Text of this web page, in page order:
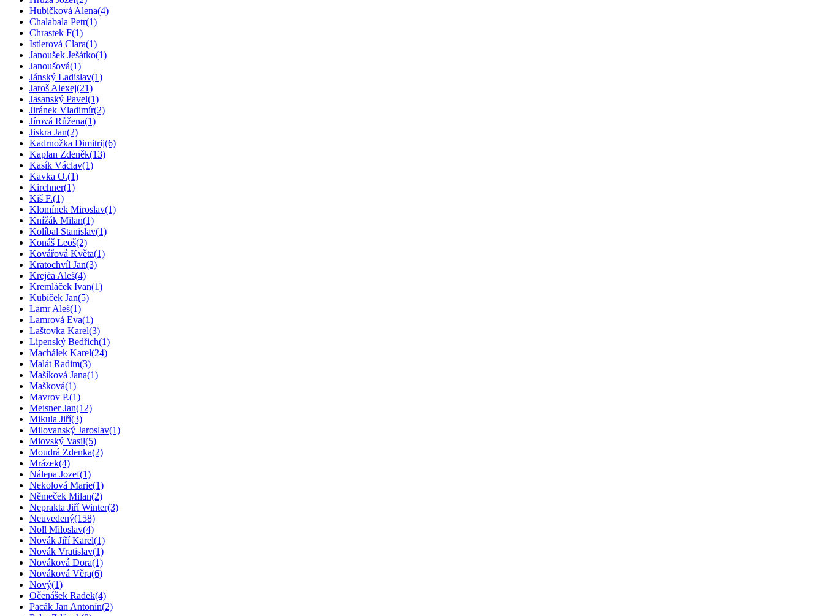
Hubičková Alena(4)
Chalabala Petr(1)
Chrastek F(1)
Istlerová Clara(1)
Janoušek Ješátko(1)
Janoušová(1)
Jánský Ladislav(1)
Jaroš Alexej(21)
Jasanský Pavel(1)
Jiránek Vladimír(2)
Jírová Růžena(1)
Jiskra Jan(2)
Kadrnožka Dimitrij(6)
Kaplan Zdeněk(13)
Kasík Václav(1)
Kavka O.(1)
Kirchner(1)
Kiš F.(1)
Klomínek Miroslav(1)
Knížák Milan(1)
Kolíbal Stanislav(1)
Konáš Leoš(2)
Kovářová Květa(1)
Kratochvíl Jan(3)
Krejča Aleš(4)
Kremláček Ivan(1)
Kubíček Jan(5)
Lamr Aleš(1)
Lamrová Eva(1)
Laštovka Karel(3)
Lipenský Bedřich(1)
Machálek Karel(24)
Malát Radim(3)
Mašíková Jana(1)
Mašková(1)
Mavrov P.(1)
Meisner Jan(12)
Mikula Jiří(3)
Milovanský Jaroslav(1)
Miovský Vasil(5)
Moudrá Zdenka(2)
Mrázek(4)
Nálepa Jozef(1)
Nekolová Marie(1)
Němeček Milan(2)
Neprakta Jiří Winter(3)
Neuvedený(158)
Noll Miloslav(4)
Novák Jiří Karel(1)
Novák Vratislav(1)
Nováková Dora(1)
Nováková Věra(6)
Nový(1)
Očenášek Radek(4)
Pacák Jan Antonín(2)